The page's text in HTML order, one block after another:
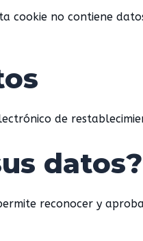
cookie no contiene
de
datos?
reconocer y